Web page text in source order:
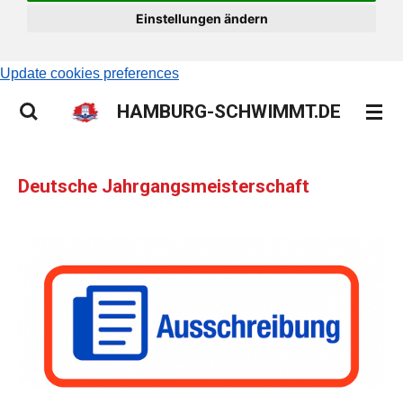
Einstellungen ändern
Update cookies preferences
HAMBURG-SCHWIMMT.DE
Deutsche Jahrgangsmeisterschaft